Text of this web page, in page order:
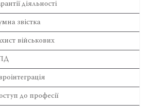
діяльності
звістка
військових
до професії